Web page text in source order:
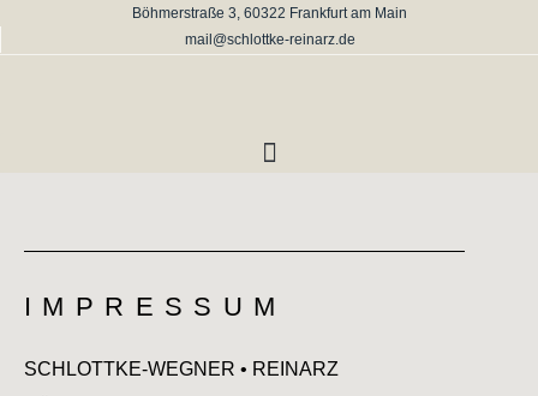
Böhmerstraße 3, 60322 Frankfurt am Main
mail@schlottke-reinarz.de
IMPRESSUM
SCHLOTTKE-WEGNER • REINARZ